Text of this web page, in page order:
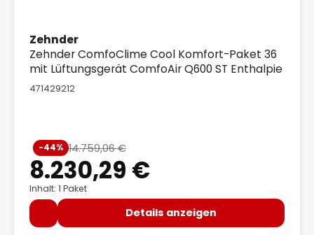
Zehnder
Zehnder ComfoClime Cool Komfort-Paket 36
mit Lüftungsgerät ComfoAir Q600 ST Enthalpie
471429212
Verkaufspreis:
8.230,29 €
Regulärer Preis:
14.759,06 €
-44%
Inhalt: 1 Paket
Details anzeigen